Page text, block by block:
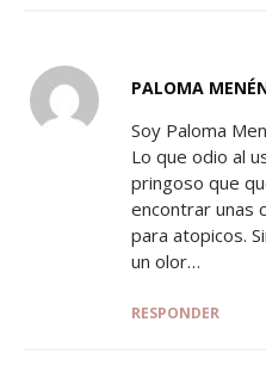
PALOMA
Soy Paloma
Lo que odio al
pringoso que
encontrar unas
para atopicos.
un olor…
RESPONDER